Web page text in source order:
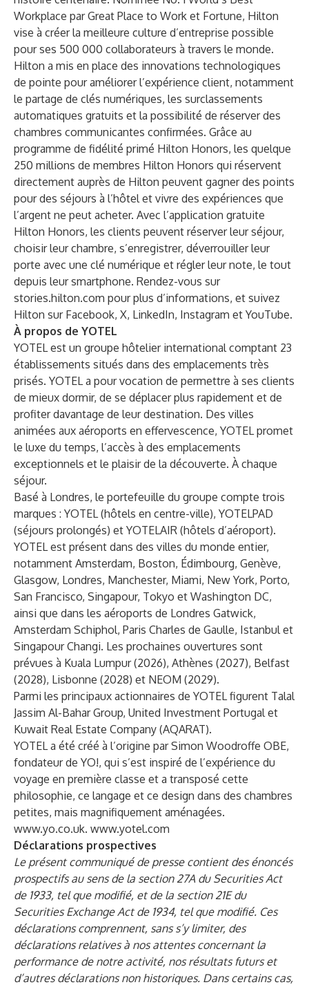
Workplace par Great Place to Work et Fortune, Hilton
vise à créer la meilleure culture d’entreprise possible
pour ses 500 000 collaborateurs à travers le monde.
Hilton a mis en place des innovations technologiques
de pointe pour améliorer l’expérience client, notamment
le partage de clés numériques, les surclassements
automatiques gratuits et la possibilité de réserver des
chambres communicantes confirmées. Grâce au
programme de fidélité primé Hilton Honors, les quelque
250 millions de membres Hilton Honors qui réservent
directement auprès de Hilton peuvent gagner des points
pour des séjours à l’hôtel et vivre des expériences que
l’argent ne peut acheter. Avec l’application gratuite
Hilton Honors, les clients peuvent réserver leur séjour,
choisir leur chambre, s’enregistrer, déverrouiller leur
porte avec une clé numérique et régler leur note, le tout
depuis leur smartphone. Rendez-vous sur
stories.hilton.com pour plus d’informations, et suivez
Hilton sur Facebook, X, LinkedIn, Instagram et YouTube.
À propos de YOTEL
YOTEL est un groupe hôtelier international comptant 23
établissements situés dans des emplacements très
prisés. YOTEL a pour vocation de permettre à ses clients
de mieux dormir, de se déplacer plus rapidement et de
profiter davantage de leur destination. Des villes
animées aux aéroports en effervescence, YOTEL promet
le luxe du temps, l’accès à des emplacements
exceptionnels et le plaisir de la découverte. À chaque
séjour.
Basé à Londres, le portefeuille du groupe compte trois
marques : YOTEL (hôtels en centre-ville), YOTELPAD
(séjours prolongés) et YOTELAIR (hôtels d’aéroport).
YOTEL est présent dans des villes du monde entier,
notamment Amsterdam, Boston, Édimbourg, Genève,
Glasgow, Londres, Manchester, Miami, New York, Porto,
San Francisco, Singapour, Tokyo et Washington DC,
ainsi que dans les aéroports de Londres Gatwick,
Amsterdam Schiphol, Paris Charles de Gaulle, Istanbul et
Singapour Changi. Les prochaines ouvertures sont
prévues à Kuala Lumpur (2026), Athènes (2027), Belfast
(2028), Lisbonne (2028) et NEOM (2029).
Parmi les principaux actionnaires de YOTEL figurent Talal
Jassim Al-Bahar Group, United Investment Portugal et
Kuwait Real Estate Company (AQARAT).
YOTEL a été créé à l’origine par Simon Woodroffe OBE,
fondateur de YO!, qui s’est inspiré de l’expérience du
voyage en première classe et a transposé cette
philosophie, ce langage et ce design dans des chambres
petites, mais magnifiquement aménagées.
www.yo.co.uk. www.yotel.com
Déclarations prospectives
Le présent communiqué de presse contient des énoncés
prospectifs au sens de la section 27A du Securities Act
de 1933, tel que modifié, et de la section 21E du
Securities Exchange Act de 1934, tel que modifié. Ces
déclarations comprennent, sans s’y limiter, des
déclarations relatives à nos attentes concernant la
performance de notre activité, nos résultats futurs et
d’autres déclarations non historiques. Dans certains cas,